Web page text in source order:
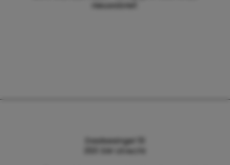
nieuwsbrief.
Daalsesingel 51
3511 SW Utrecht